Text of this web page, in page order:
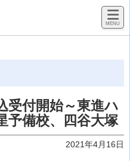
受付開始～東進ハ
予備校、四谷大塚
2021年4月16日